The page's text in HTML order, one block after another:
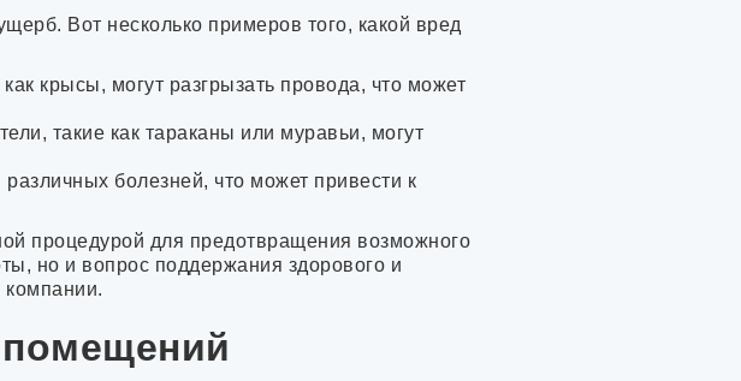
Мончегорск
Мурманск
Оленегорск
Воркута
Арзамас
Рязань
Астрахань
Пенза
Тула
Вот несколько примеров того, какой вред
крысы, могут разгрызать провода, что может
такие как тараканы или муравьи, могут
болезней, что может привести к
процедурой для предотвращения возможного
но и вопрос поддержания здорового и
компании.